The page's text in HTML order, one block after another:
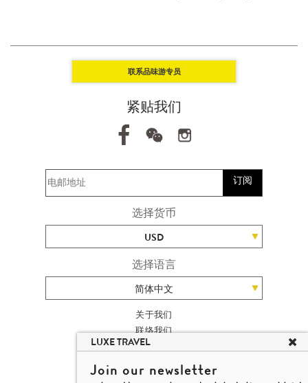
联系品味游专员
紧贴我们
订阅
选择货币
USD
选择语言
简体中文
关于我们
联络我们
加入我们
高端旅游网站地图
杨廸深品味游
LUXE TRAVEL
Join our newsletter